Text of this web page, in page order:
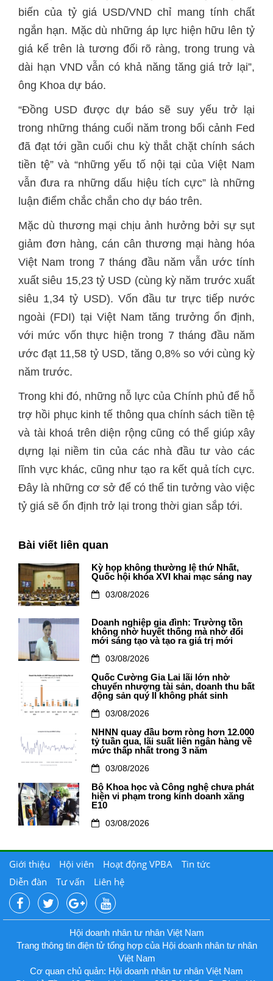
biến của tỷ giá USD/VND chỉ mang tính chất
ngắn hạn. Mặc dù những áp lực hiện hữu lên tỷ
giá kể trên là tương đối rõ ràng, trong trung và
dài hạn VND vẫn có khả năng tăng giá trở lại”,
ông Khoa dự báo.
“Đồng USD được dự báo sẽ suy yếu trở lại
trong những tháng cuối năm trong bối cảnh Fed
đã đạt tới gần cuối chu kỳ thắt chặt chính sách
tiền tệ” và “những yếu tố nội tại của Việt Nam
vẫn đưa ra những dấu hiệu tích cực” là những
luận điểm chắc chắn cho dự báo trên.
Mặc dù thương mại chịu ảnh hưởng bởi sự sụt
giảm đơn hàng, cán cân thương mại hàng hóa
Việt Nam trong 7 tháng đầu năm vẫn ước tính
xuất siêu 15,23 tỷ USD (cùng kỳ năm trước xuất
siêu 1,34 tỷ USD). Vốn đầu tư trực tiếp nước
ngoài (FDI) tại Việt Nam tăng trưởng ổn định,
với mức vốn thực hiện trong 7 tháng đầu năm
ước đạt 11,58 tỷ USD, tăng 0,8% so với cùng kỳ
năm trước.
Trong khi đó, những nỗ lực của Chính phủ để hỗ
trợ hồi phục kinh tế thông qua chính sách tiền tệ
và tài khoá trên diện rộng cũng có thể giúp xây
dựng lại niềm tin của các nhà đầu tư vào các
lĩnh vực khác, cũng như tạo ra kết quả tích cực.
Đây là những cơ sở để có thể tin tưởng vào việc
tỷ giá sẽ ổn định trở lại trong thời gian sắp tới.
Bài viết liên quan
Kỳ họp không thường lệ thứ Nhất,
Quốc hội khóa XVI khai mạc sáng nay
03/08/2026
Doanh nghiệp gia đình: Trường tồn
không nhờ huyết thống mà nhờ đổi
mới sáng tạo và tạo ra giá trị mới
03/08/2026
Quốc Cường Gia Lai lãi lớn nhờ
chuyển nhượng tài sản, doanh thu bất
động sản quý II không phát sinh
03/08/2026
NHNN quay đầu bơm ròng hơn 12.000
tỷ tuần qua, lãi suất liên ngân hàng về
mức thấp nhất trong 3 năm
03/08/2026
Bộ Khoa học và Công nghệ chưa phát
hiện vi phạm trong kinh doanh xăng
E10
03/08/2026
Giới thiệu Hội viên Hoạt động VPBA
Tin tức
Diễn đàn
Tư vấn Liên hệ
Hội doanh nhân tư nhân Việt Nam
Trang thông tin điện tử tổng hợp của Hội doanh nhân tư nhân
Việt Nam
Cơ quan chủ quản: Hội doanh nhân tư nhân Việt Nam